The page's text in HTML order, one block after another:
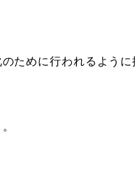
ために行われるよう